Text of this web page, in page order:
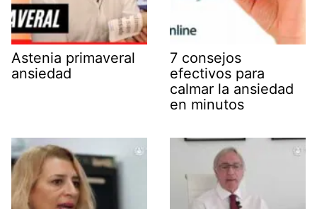
Astenia primaveral
ansiedad
7 consejos
efectivos para
calmar la ansiedad
en minutos